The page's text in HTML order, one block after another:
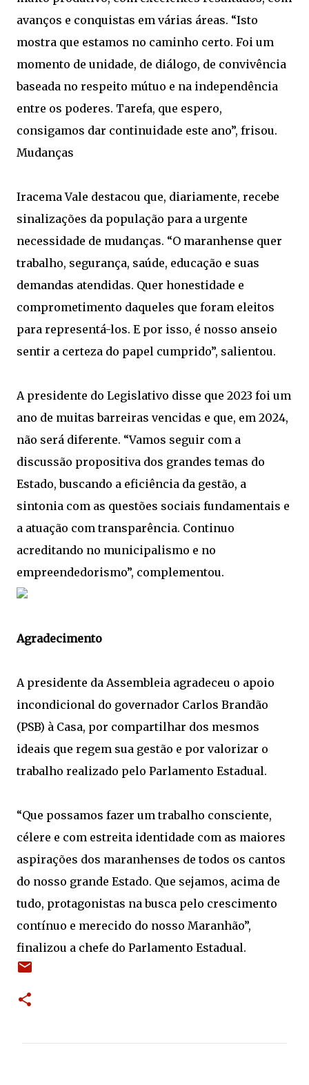
avanços e conquistas em várias áreas. “Isto
mostra que estamos no caminho certo. Foi um
momento de unidade, de diálogo, de convivência
baseada no respeito mútuo e na independência
entre os poderes. Tarefa, que espero,
consigamos dar continuidade este ano”, frisou.
Mudanças
Iracema Vale destacou que, diariamente, recebe
sinalizações da população para a urgente
necessidade de mudanças. “O maranhense quer
trabalho, segurança, saúde, educação e suas
demandas atendidas. Quer honestidade e
comprometimento daqueles que foram eleitos
para representá-los. E por isso, é nosso anseio
sentir a certeza do papel cumprido”, salientou.
A presidente do Legislativo disse que 2023 foi um
ano de muitas barreiras vencidas e que, em 2024,
não será diferente. “Vamos seguir com a
discussão propositiva dos grandes temas do
Estado, buscando a eficiência da gestão, a
sintonia com as questões sociais fundamentais e
a atuação com transparência. Continuo
acreditando no municipalismo e no
empreendedorismo”, complementou.
Agradecimento
A presidente da Assembleia agradeceu o apoio
incondicional do governador Carlos Brandão
(PSB) à Casa, por compartilhar dos mesmos
ideais que regem sua gestão e por valorizar o
trabalho realizado pelo Parlamento Estadual.
“Que possamos fazer um trabalho consciente,
célere e com estreita identidade com as maiores
aspirações dos maranhenses de todos os cantos
do nosso grande Estado. Que sejamos, acima de
tudo, protagonistas na busca pelo crescimento
contínuo e merecido do nosso Maranhão”,
finalizou a chefe do Parlamento Estadual.